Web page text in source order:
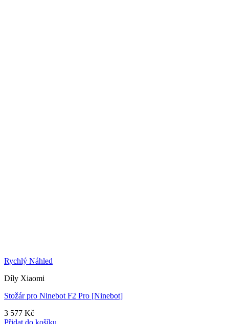
Rychlý Náhled
Díly Xiaomi
Stožár pro Ninebot F2 Pro [Ninebot]
3 577 Kč